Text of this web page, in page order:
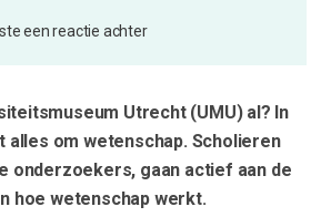
een reactie achter
Utrecht (UMU) al? In
alles om wetenschap. Scholieren
onderzoekers, gaan actief aan de
hoe wetenschap werkt.